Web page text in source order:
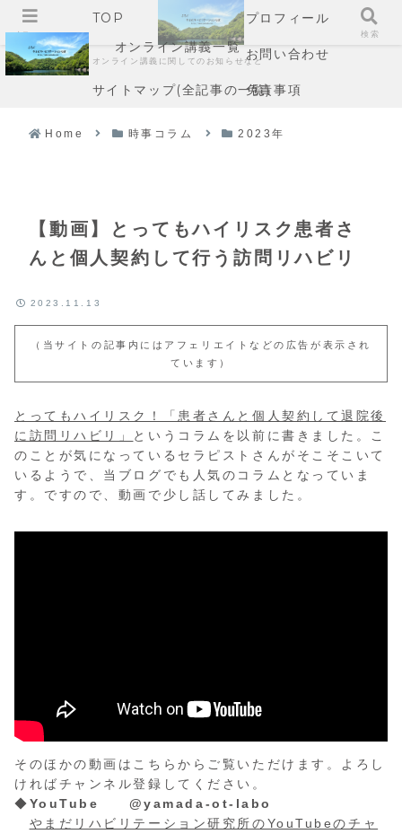
TOP
プロフィール
オンライン講義一覧
オンライン講義に関してのお知らせなどお問い合わせ
サイトマップ(全記事の一覧)免責事項
Home 時事コラム 2023年
【動画】とってもハイリスク患者さ
んと個人契約して行う訪問リハビリ
2023.11.13
（当サイトの記事内にはアフェリエイトなどの広告が表示され
ています）
とってもハイリスク！「患者さんと個人契約して退院後
に訪問リハビリ」 というコラムを以前に書きました。こ
のことが気になっているセラピストさんがそこそこいて
いるようで、当ブログでも人気のコラムとなっていま
す。ですので、動画で少し話してみました。
そのほかの動画はこちらからご覧いただけます。よろし
ければチャンネル登録してください。
◆YouTube @yamada-ot-labo
やまだリハビリテーション研究所のYouTubeのチャ
メニュー 検索